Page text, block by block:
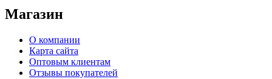
Магазин
О компании
Карта сайта
Оптовым клиентам
Отзывы покупателей